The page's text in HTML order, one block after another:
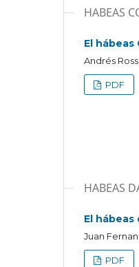
HABEAS
El
Andrés
PDF
HABEAS
El
Juan
PDF